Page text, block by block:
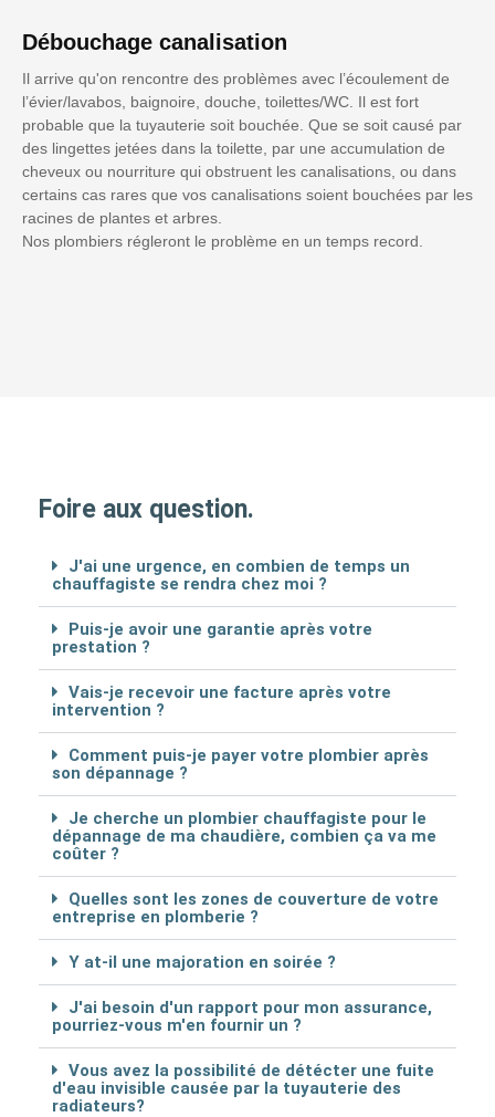
Débouchage canalisation
Il arrive qu'on rencontre des problèmes avec l’écoulement de
l’évier/lavabos, baignoire, douche, toilettes/WC. Il est fort
probable que la tuyauterie soit bouchée. Que se soit causé par
des lingettes jetées dans la toilette, par une accumulation de
cheveux ou nourriture qui obstruent les canalisations, ou dans
certains cas rares que vos canalisations soient bouchées par les
racines de plantes et arbres.
Nos plombiers régleront le problème en un temps record.
Foire aux question.
J'ai une urgence, en combien de temps un
chauffagiste se rendra chez moi ?
Puis-je avoir une garantie après votre
prestation ?
Vais-je recevoir une facture après votre
intervention ?
Comment puis-je payer votre plombier après
son dépannage ?
Je cherche un plombier chauffagiste pour le
dépannage de ma chaudière, combien ça va me
coûter ?
Quelles sont les zones de couverture de votre
entreprise en plomberie ?
Y at-il une majoration en soirée ?
J'ai besoin d'un rapport pour mon assurance,
pourriez-vous m'en fournir un ?
Vous avez la possibilité de détécter une fuite
d'eau invisible causée par la tuyauterie des
radiateurs?